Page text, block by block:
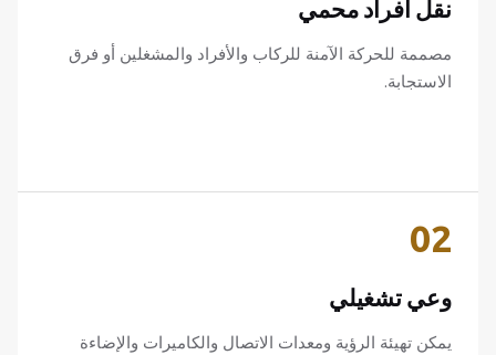
نقل أفراد محمي
مصممة للحركة الآمنة للركاب والأفراد والمشغلين أو فرق
الاستجابة.
02
وعي تشغيلي
يمكن تهيئة الرؤية ومعدات الاتصال والكاميرات والإضاءة